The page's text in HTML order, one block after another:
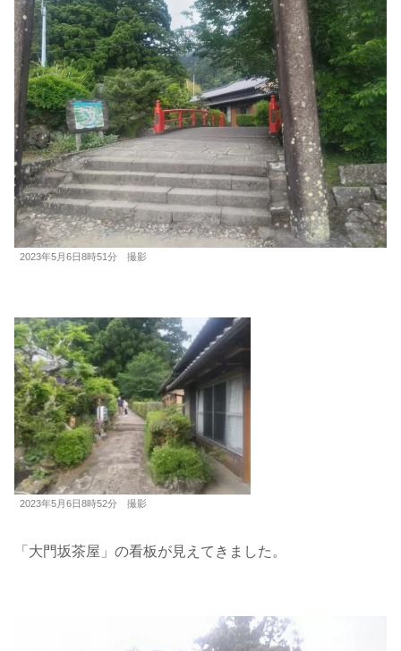
2023年5月6日8時51分 撮影
2023年5月6日8時52分 撮影
「大門坂茶屋」の看板が見えてきました。